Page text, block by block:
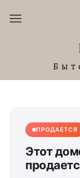
ПРОДАЕТСЯ
Этот